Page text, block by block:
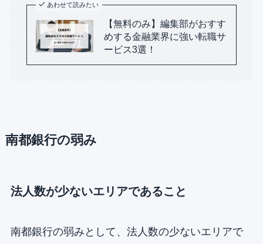
あわせて読みたい
【無料のみ】編集部がおすす
めする金融業界に強い転職サ
ービス3選！
南都銀行の弱み
法人数が少ないエリアであること
南都銀行の弱みとして、法人数の少ないエリアで